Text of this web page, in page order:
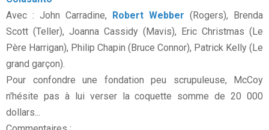
Avec : John Carradine, Robert Webber (Rogers), Brenda
Scott (Teller), Joanna Cassidy (Mavis), Eric Christmas (Le
Père Harrigan), Philip Chapin (Bruce Connor), Patrick Kelly (Le
grand garçon).
Pour confondre une fondation peu scrupuleuse, McCoy
n'hésite pas à lui verser la coquette somme de 20 000
dollars...